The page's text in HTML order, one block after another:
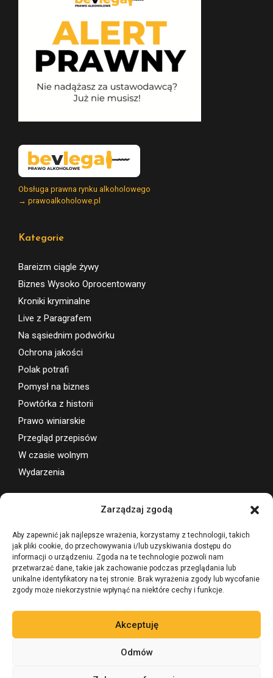
Zarządzaj zgodą
Aby zapewnić jak najlepsze wrażenia, korzystamy z technologii, takich
jak pliki cookie, do przechowywania i/lub uzyskiwania dostępu do
informacji o urządzeniu. Zgoda na te technologie pozwoli nam
przetwarzać dane, takie jak zachowanie podczas przeglądania lub
unikalne identyfikatory na tej stronie. Brak wyrażenia zgody lub wycofanie
zgody może niekorzystnie wpłynąć na niektóre cechy i funkcje.
Akceptuję
Odmów
Obsługa prawna rynku alkoholowego
→ prawoalkoholowe.pl
Kategorie
Bareizm ciągle żywy
Biznes Wysoko Oprocentowany
Kroniki kryminalne
Live z Paragrafem
Na sąsiednim podwórku
Ochrona jakości
Polak potrafi
Pomysł na biznes
Powtórka z historii
Prawo winiarskie
Przegląd przepisów
W czasie wolnym
Wydarzenia